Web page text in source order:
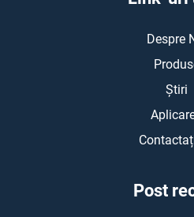
Despre
Știri
Post